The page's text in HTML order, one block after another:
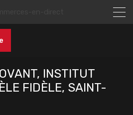
INSTITUT
FIDÈLE, SAINT-